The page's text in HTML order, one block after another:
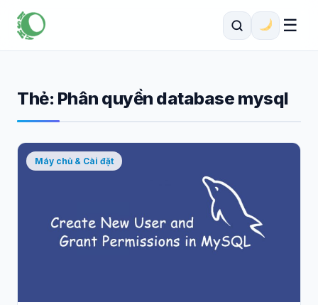
☰
Thẻ: Phân quyền database mysql
Máy chủ & Cài đặt